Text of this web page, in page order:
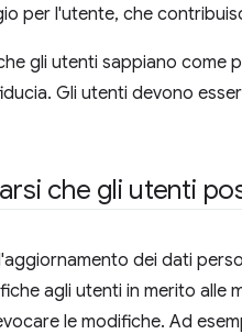
per l'utente, che
gli utenti sappiano come
Gli utenti devono
che gli utenti
dei dati
agli utenti in merito alle
le modifiche. Ad